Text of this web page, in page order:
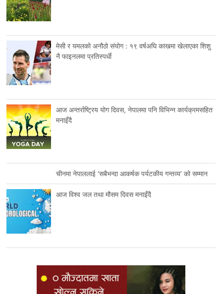
मेसी र यमलको अनौठो संयोग : १९ वर्षअघि काखमा खेलाएका शिशु
नै फाइनलमा प्रतिस्पर्धी
आज अन्तर्राष्ट्रिय योग दिवस, नेपालमा पनि विभिन्न कार्यक्रमसहित
मनाइँदै
चीनमा नेपाललाई ‘सबैभन्दा आकर्षक पर्यटकीय गन्तव्य’ को सम्मान
आज विश्व जल तथा मौसम दिवस मनाइँदै